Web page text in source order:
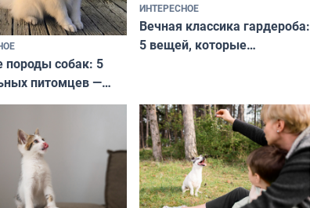
породы собак: 5
питомцев —
сокровища
ИНТЕРЕСНОЕ
Вечная классика гардероба:
5 вещей, которые
и актуально в любой сезон